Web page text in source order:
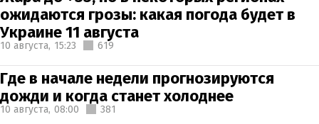
ожидаются грозы: какая погода будет в
Украине 11 августа
10 августа, 15:23 619
Где в начале недели прогнозируются
дожди и когда станет холоднее
10 августа, 08:00 381